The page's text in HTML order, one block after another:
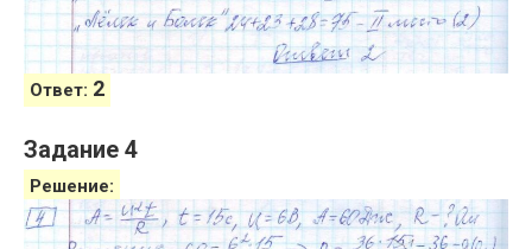
Ответ: 2
Задание 4
Решение: